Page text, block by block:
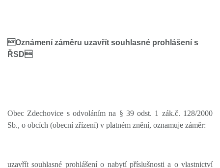
Oznámení záměru uzavřít souhlasné prohlášení s
ŘSD
Obec Zdechovice s odvoláním na § 39 odst. 1 zák.č. 128/2000
Sb., o obcích (obecní zřízení) v platném znění, oznamuje záměr:
uzavřít souhlasné prohlášení o nabytí příslušnosti a o vlastnictví